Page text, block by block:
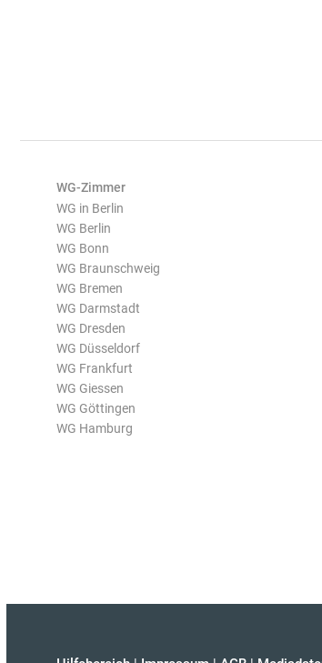
WG-Zimmer
WG in Berlin
WG Berlin
WG Bonn
WG Braunschweig
WG Bremen
WG Darmstadt
WG Dresden
WG Düsseldorf
WG Frankfurt
WG Giessen
WG Göttingen
WG Hamburg